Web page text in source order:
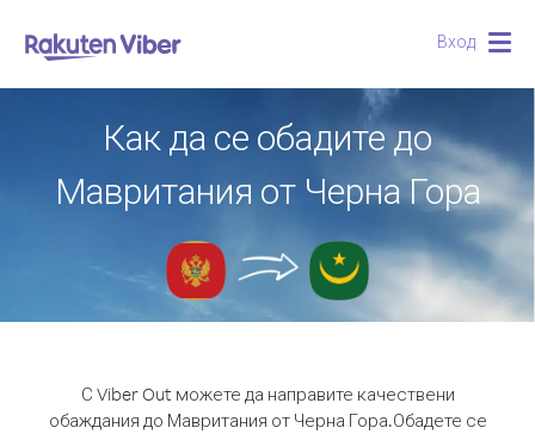
Вход
Как да се обадите до
Мавритания от Черна Гора
С Viber Out можете да направите качествени
обаждания до Мавритания от Черна Гора.Обадете се